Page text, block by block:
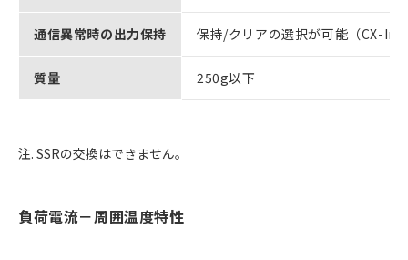
通信異常時の出力保持 保持/クリアの選択が可能（CX-
質量 250g以下
注. SSRの交換はできません。
負荷電流－周囲温度特性